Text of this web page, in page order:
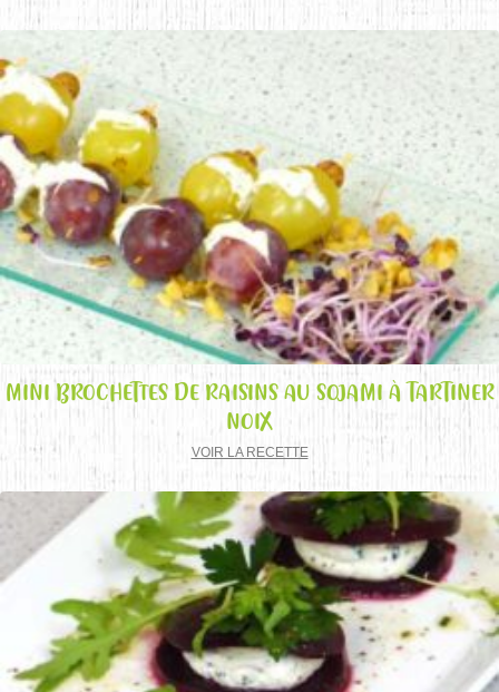
MINI BROCHETTES DE RAISINS AU SOJAMI À TARTINER
NOIX
VOIR LA RECETTE